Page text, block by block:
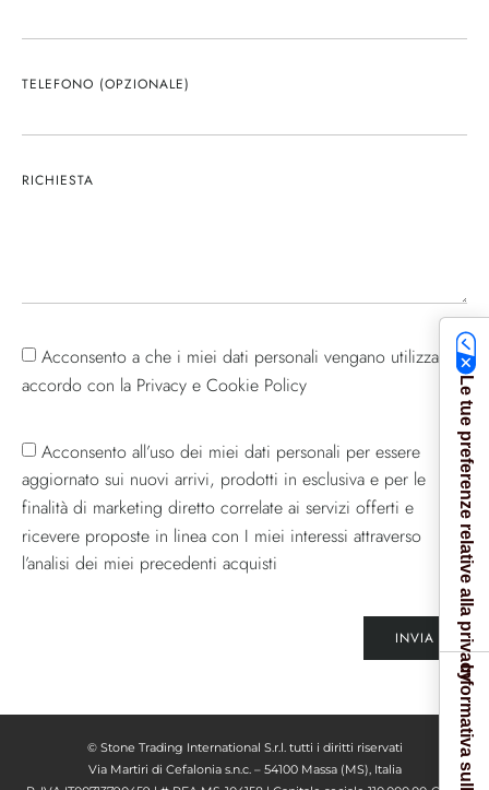
TELEFONO (OPZIONALE)
RICHIESTA
Acconsento a che i miei dati personali vengano utilizzati in
accordo con la Privacy e Cookie Policy
Acconsento all’uso dei miei dati personali per essere
aggiornato sui nuovi arrivi, prodotti in esclusiva e per le
finalità di marketing diretto correlate ai servizi offerti e
ricevere proposte in linea con I miei interessi attraverso
l’analisi dei miei precedenti acquisti
INVIA
© Stone Trading International S.r.l. tutti i diritti riservati
Via Martiri di Cefalonia s.n.c. – 54100 Massa (MS), Italia
Le tue preferenze relative alla privacy